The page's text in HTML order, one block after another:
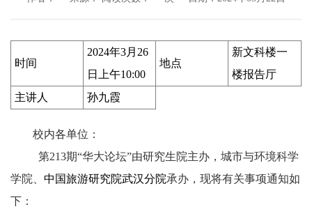
时间
2024年3月26
日上午10:00
地点
新文科楼一
楼报告厅
主讲人
孙九霞
校内各单位：
第213期“华大论坛”由研究生院主办，城市与环境科学
学院、 中国旅游研究院武汉分院承办，现将有关事项通知如
下：